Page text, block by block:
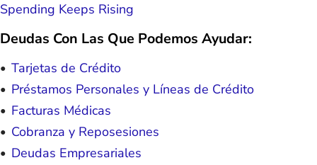
Spending Keeps Rising
Deudas Con Las Que Podemos Ayudar:
Tarjetas de Crédito
Préstamos Personales y Líneas de Crédito
Facturas Médicas
Cobranza y Reposesiones
Deudas Empresariales